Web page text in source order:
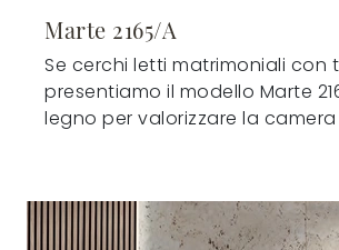
Marte 2165/A
Se cerchi letti matrimoniali con
presentiamo il modello Marte
legno per valorizzare la